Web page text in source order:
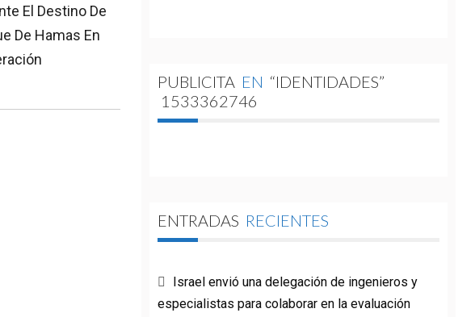
El Destino De
De Hamas En
PUBLICITA EN “IDENTIDADES”
1533362746
ENTRADAS RECIENTES
Israel envió una delegación de ingenieros y
especialistas para colaborar en la evaluación